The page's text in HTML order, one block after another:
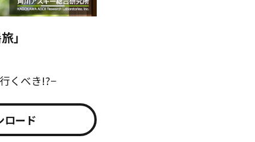
」
くべき!?−
ロード